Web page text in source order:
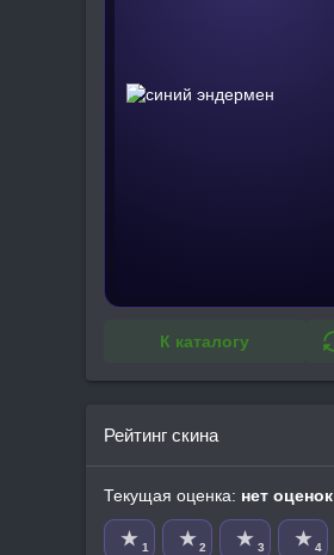
К каталогу
Рейтинг скина
Текущая оценка: нет оценок
★ 1 ★ 2 ★ 3 ★ 4